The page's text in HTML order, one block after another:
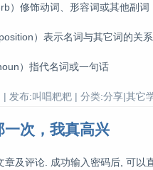
）修饰动词、形容词或其他副词
）表示名词与其它词的关系
）指代名词或一句话
| 发布:叫唱粑粑 | 分类:分享|其它
一次，我真高兴
章及评论. 成功输入密码后, 可以